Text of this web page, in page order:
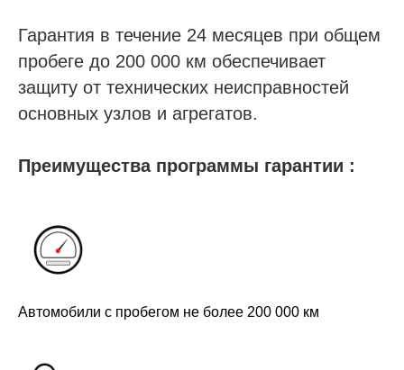
Гарантия в течение 24 месяцев при общем
пробеге до 200 000 км обеспечивает
защиту от технических неисправностей
основных узлов и агрегатов.
Преимущества программы гарантии :
Автомобили с пробегом не более 200 000 км